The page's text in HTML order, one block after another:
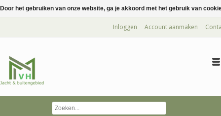
Inloggen Account aanmaken
Door het gebruiken van onze website, ga je akkoord met het gebruik van